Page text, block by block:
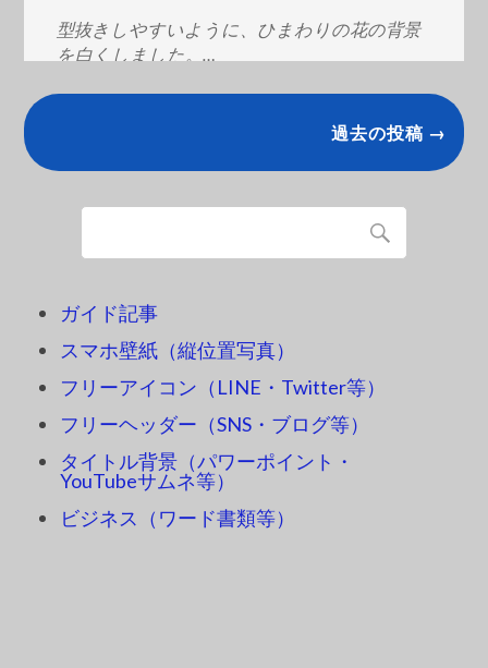
型抜きしやすいように、ひまわりの花の背景
を白くしました。…
過去の投稿 →
ガイド記事
スマホ壁紙（縦位置写真）
フリーアイコン（LINE・Twitter等）
フリーヘッダー（SNS・ブログ等）
タイトル背景（パワーポイント・
YouTubeサムネ等）
ビジネス（ワード書類等）